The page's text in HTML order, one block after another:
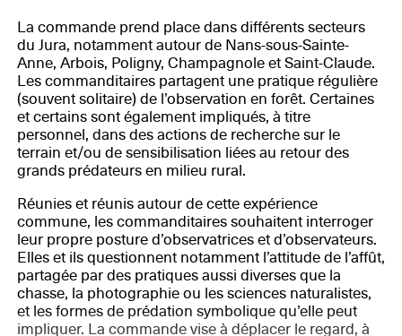
La commande prend place dans différents secteurs
du Jura, notamment autour de Nans-sous-Sainte-
Anne, Arbois, Poligny, Champagnole et Saint-Claude.
Les commanditaires partagent une pratique régulière
(souvent solitaire) de l’observation en forêt. Certaines
et certains sont également impliqués, à titre
personnel, dans des actions de recherche sur le
terrain et/ou de sensibilisation liées au retour des
grands prédateurs en milieu rural.
Réunies et réunis autour de cette expérience
commune, les commanditaires souhaitent interroger
leur propre posture d’observatrices et d’observateurs.
Elles et ils questionnent notamment l’attitude de l’affût,
partagée par des pratiques aussi diverses que la
chasse, la photographie ou les sciences naturalistes,
et les formes de prédation symbolique qu’elle peut
impliquer. La commande vise à déplacer le regard, à